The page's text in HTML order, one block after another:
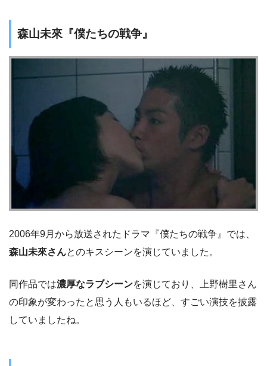
森山未來『僕たちの戦争』
2006年9月から放送されたドラマ『僕たちの戦争』では、
森山未來さんとのキスシーンを演じていました。
同作品では濃厚なラブシーンを演じており、上野樹里さん
の印象が変わったと思う人もいるほど、すごい演技を披露
していましたね。